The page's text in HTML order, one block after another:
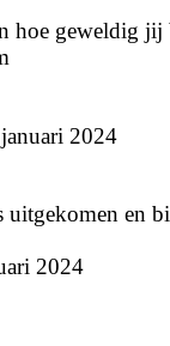
geweldig jij
2024
uitgekomen en
2024